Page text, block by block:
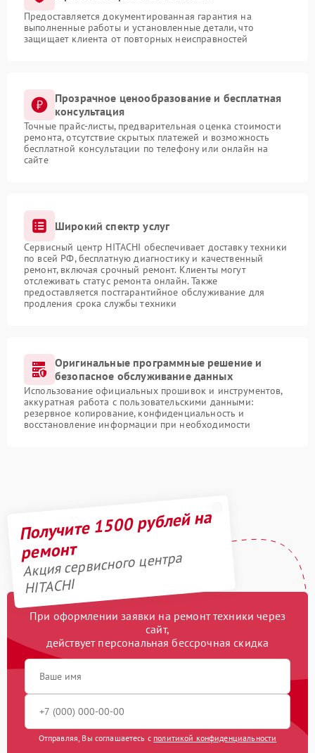
Предоставляется документированная гарантия на
выполненные работы и установленные детали, что
защищает клиента от повторных неисправностей
Прозрачное ценообразование и бесплатная
консультация
Точные прайс-листы, предварительная оценка стоимости
ремонта, отсутствие скрытых платежей и возможность
бесплатной консультации по телефону или онлайн на
сайте
Широкий спектр услуг
Сервисный центр HITACHI обеспечивает доставку техники
по всей РФ, бесплатную диагностику и качественный
ремонт, включая срочный ремонт. Клиенты могут
отслеживать статус ремонта онлайн. Также
предоставляется постгарантийное обслуживание для
продления срока службы техники
Оригинальные программные решение и
безопасное обслуживание данных
Использование официальных прошивок и инструментов,
аккуратная работа с пользовательскими данными:
резервное копирование, конфиденциальность и
восстановление информации при необходимости
Получите 1500 рублей на
ремонт
Акция сервисного центра
HITACHI
При оформлении заявки на ремонт техники через
сайт,
действует персональная бессрочная скидка
Отправляя, Вы соглашаетесь с политикой конфиденциальности